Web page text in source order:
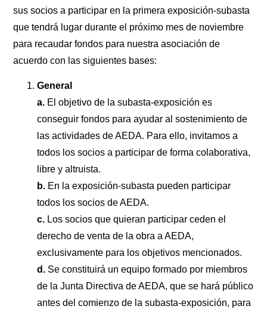
sus socios a participar en la primera exposición-subasta
que tendrá lugar durante el próximo mes de noviembre
para recaudar fondos para nuestra asociación de
acuerdo con las siguientes bases:
General
a. El objetivo de la subasta-exposición es
conseguir fondos para ayudar al sostenimiento de
las actividades de AEDA. Para ello, invitamos a
todos los socios a participar de forma colaborativa,
libre y altruista.
b. En la exposición-subasta pueden participar
todos los socios de AEDA.
c. Los socios que quieran participar ceden el
derecho de venta de la obra a AEDA,
exclusivamente para los objetivos mencionados.
d. Se constituirá un equipo formado por miembros
de la Junta Directiva de AEDA, que se hará público
antes del comienzo de la subasta-exposición, para